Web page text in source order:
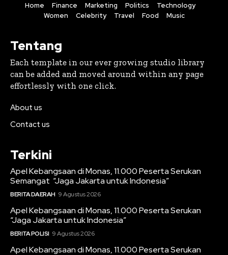
Home Finance Marketing Politics
Technology
Women
Celebrity Travel Food Music
Tentang
Each template in our ever growing studio library
can be added and moved around within any page
effortlessly with one click.
About us
Contact us
Terkini
Apel Kebangsaan di Monas, 11.000 Peserta Serukan
Semangat “Jaga Jakarta untuk Indonesia”
BERITA DAERAH 9 Agustus 2026
Apel Kebangsaan di Monas, 11.000 Peserta Serukan
“Jaga Jakarta untuk Indonesia”
BERITA POLISI 9 Agustus 2026
Apel Kebangsaan di Monas, 11.000 Peserta Serukan